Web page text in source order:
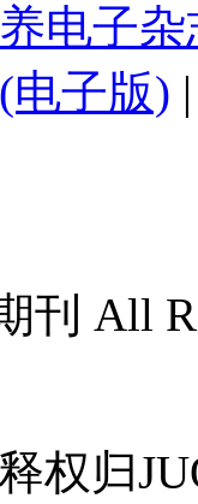
电子杂
电子版) |
刊 All
权归